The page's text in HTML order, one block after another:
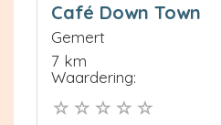
Café Down Town
Gemert
7 km
Waardering: